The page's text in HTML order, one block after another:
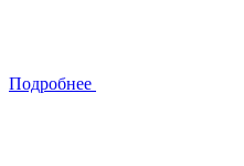
Подробнее